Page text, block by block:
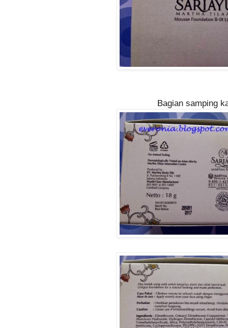
Bagian samping